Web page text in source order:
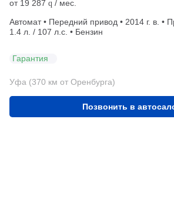
от 19 287 q / мес.
Автомат • Передний привод • 2014 г. в. •
1.4 л. / 107 л.с. • Бензин
Гарантия
Уфа (370 км от Оренбурга)
Позвонить в